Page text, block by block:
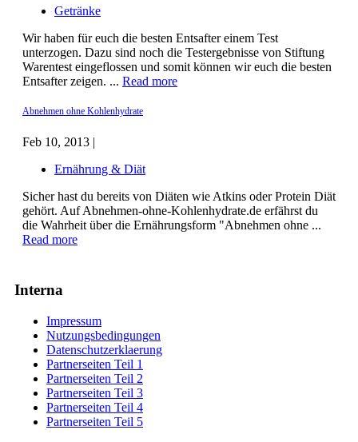
Getränke
Wir haben für euch die besten Entsafter einem Test
unterzogen. Dazu sind noch die Testergebnisse von Stiftung
Warentest eingeflossen und somit können wir euch die besten
Entsafter zeigen. ... Read more
Abnehmen ohne Kohlenhydrate
Feb 10, 2013 |
Ernährung & Diät
Sicher hast du bereits von Diäten wie Atkins oder Protein Diät
gehört. Auf Abnehmen-ohne-Kohlenhydrate.de erfährst du
die Wahrheit über die Ernährungsform "Abnehmen ohne ...
Read more
Interna
Impressum
Nutzungsbedingungen
Datenschutzerklaerung
Partnerseiten Teil 1
Partnerseiten Teil 2
Partnerseiten Teil 3
Partnerseiten Teil 4
Partnerseiten Teil 5